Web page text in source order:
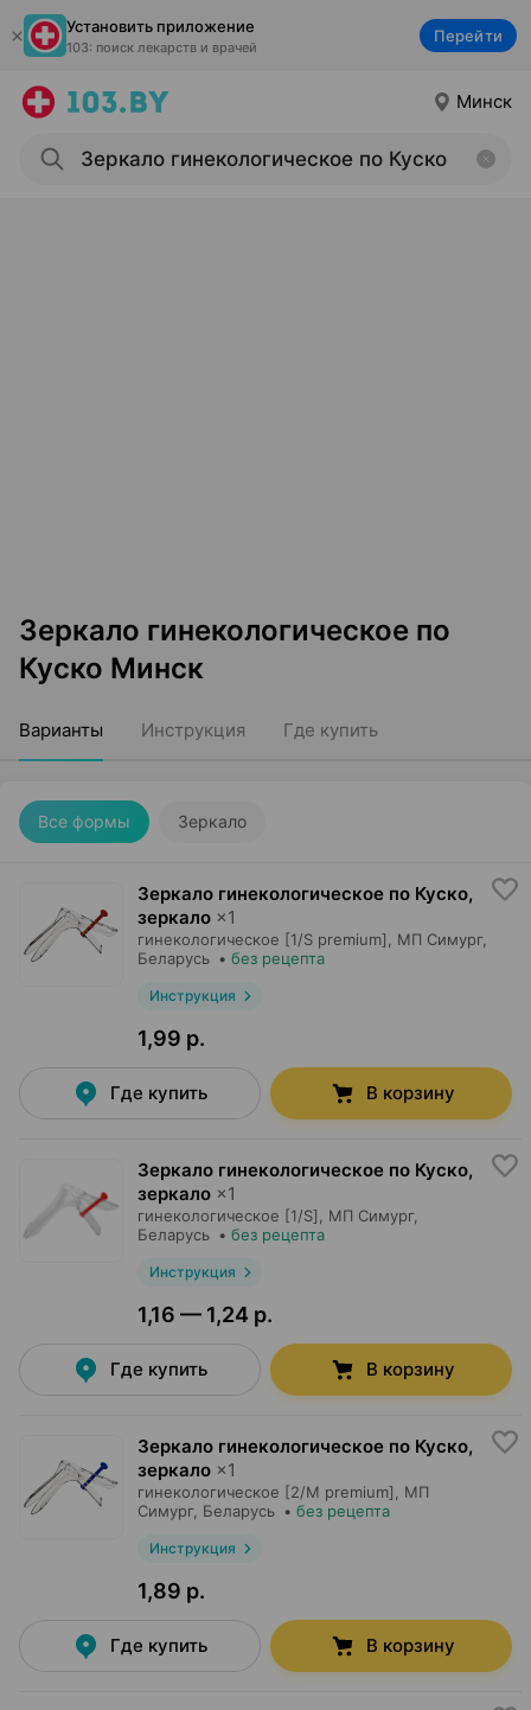
Установить приложение
103: поиск лекарств и врачей
Перейти
Минск
Зеркало гинекологическое по
Куско Минск
Варианты Инструкция Где купить
Все формы Зеркало
Зеркало гинекологическое по Куско,
зеркало ×1
гинекологическое [1/S premium], МП Симург,
Беларусь • без рецепта
Инструкция
1,99 р.
Где купить В корзину
Зеркало гинекологическое по Куско,
зеркало ×1
гинекологическое [1/S], МП Симург,
Беларусь • без рецепта
Инструкция
1,16 — 1,24 р.
Где купить В корзину
Зеркало гинекологическое по Куско,
зеркало ×1
гинекологическое [2/M premium],
МП
Симург, Беларусь • без рецепта
Инструкция
1,89 р.
Где купить В корзину